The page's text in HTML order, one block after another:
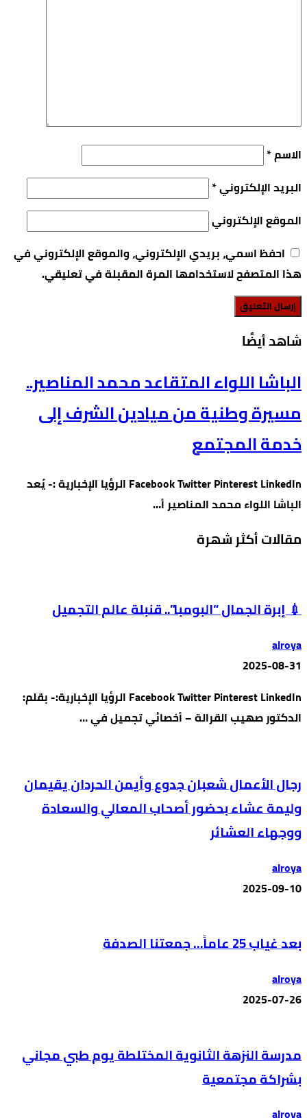
الاسم*
البريد الإلكتروني*
الموقع الإلكتروني
احفظ اسمي، بريدي الإلكتروني، والموقع الإلكتروني في
هذا المتصفح لاستخدامها المرة المقبلة في تعليقي.
‫شاهد أيضًا‬
الباشا اللواء المتقاعد محمد المناصير..
مسيرة وطنية من ميادين الشرف إلى
خدمة المجتمع
Facebook Twitter Pinterest LinkedIn الرؤيا الإخبارية :- يُعد
الباشا اللواء محمد المناصير أ…
مقالات أكثر شهرة
💉 إبرة الجمال “البومبا”.. قنبلة عالم التجميل
alroya
2025-08-31
Facebook Twitter Pinterest LinkedIn الرؤيا الإخبارية:- بقلم:
الدكتور صهيب القرالة – أخصائي تجميل في …
رجال الأعمال شعبان جدوع وأيمن الحردان يقيمان
وليمة عشاء بحضور أصحاب المعالي والسعادة
ووجهاء العشائر
alroya
2025-09-10
بعد غياب 25 عاماً… جمعتنا الصدفة
alroya
2025-07-26
مدرسة النزهة الثانوية المختلطة يوم طبي مجاني
بشراكة مجتمعية